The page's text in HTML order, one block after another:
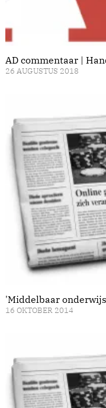
AD commentaar |
26 AUGUSTUS 2018
'Middelbaar
16 OKTOBER 2014